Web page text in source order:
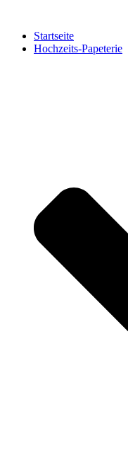
springenStartseite
Hochzeits-Papeterie